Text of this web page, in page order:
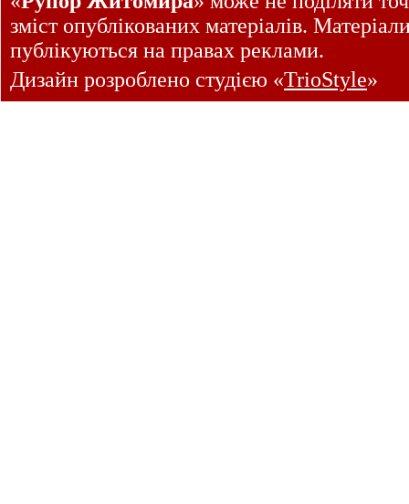
зміст опублікованих матеріалів.
публікуються на правах реклами.
Дизайн розроблено студією «TrioStyle»